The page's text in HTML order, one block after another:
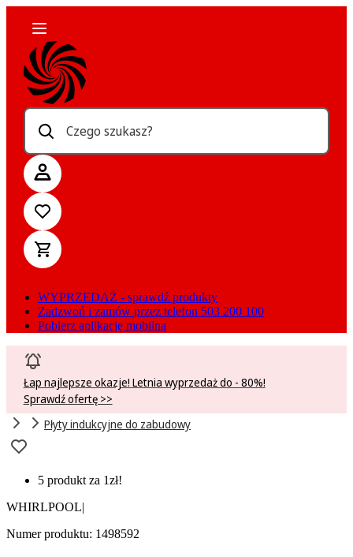
Czego szukasz?
WYPRZEDAŻ - sprawdź produkty
Zadzwoń i zamów przez telefon 503 200 100
Pobierz aplikację mobilną
Łap najlepsze okazje! Letnia wyprzedaż do - 80%!
Sprawdź ofertę >>
Płyty indukcyjne do zabudowy
5 produkt za 1zł!
WHIRLPOOL|
Numer produktu: 1498592